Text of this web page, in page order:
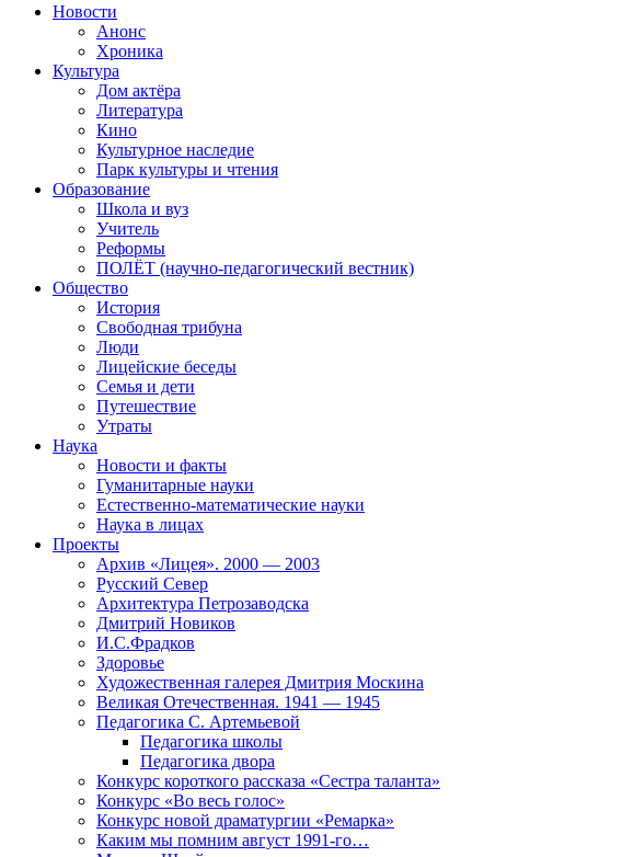
Новости
Анонс
Хроника
Культура
Дом актёра
Литература
Кино
Культурное наследие
Парк культуры и чтения
Образование
Школа и вуз
Учитель
Реформы
ПОЛЁТ (научно-педагогический вестник)
Общество
История
Свободная трибуна
Люди
Лицейские беседы
Семья и дети
Путешествие
Утраты
Наука
Новости и факты
Гуманитарные науки
Естественно-математические науки
Наука в лицах
Проекты
Архив «Лицея». 2000 — 2003
Русский Север
Архитектура Петрозаводска
Дмитрий Новиков
И.С.Фрадков
Здоровье
Художественная галерея Дмитрия Москина
Великая Отечественная. 1941 — 1945
Педагогика С. Артемьевой
Педагогика школы
Педагогика двора
Конкурс короткого рассказа «Сестра таланта»
Конкурс «Во весь голос»
Конкурс новой драматургии «Ремарка»
Каким мы помним август 1991-го…